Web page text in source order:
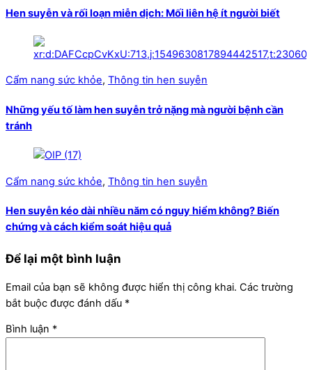
Hen suyễn và rối loạn miễn dịch: Mối liên hệ ít người biết
Cẩm nang sức khỏe, Thông tin hen suyễn
Những yếu tố làm hen suyễn trở nặng mà người bệnh cần
tránh
Cẩm nang sức khỏe, Thông tin hen suyễn
Hen suyễn kéo dài nhiều năm có nguy hiểm không? Biến
chứng và cách kiểm soát hiệu quả
Để lại một bình luận
Email của bạn sẽ không được hiển thị công khai. Các trường
bắt buộc được đánh dấu *
Bình luận *